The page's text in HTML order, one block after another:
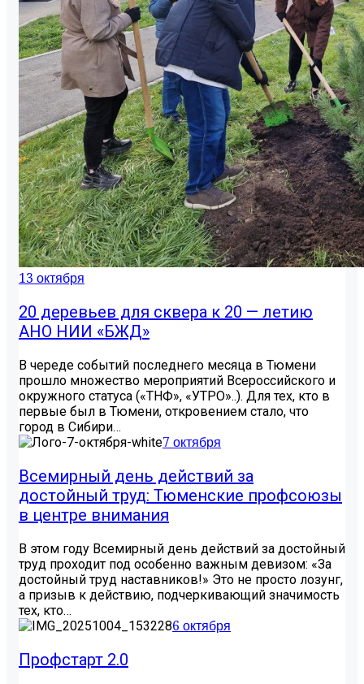
13 октября
20 деревьев для сквера к 20 — летию
АНО НИИ «БЖД»
В череде событий последнего месяца в Тюмени
прошло множество мероприятий Всероссийского и
окружного статуса («ТНФ», «УТРО»..). Для тех, кто в
первые был в Тюмени, откровением стало, что
город в Сибири…
7 октября
Всемирный день действий за
достойный труд: Тюменские профсоюзы
в центре внимания
В этом году Всемирный день действий за достойный
труд проходит под особенно важным девизом: «За
достойный труд наставников!» Это не просто лозунг,
а призыв к действию, подчеркивающий значимость
тех, кто…
6 октября
Профстарт 2.0